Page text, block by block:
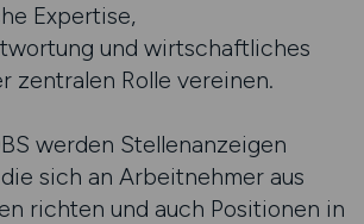
Expertise,
und wirtschaftliches
zentralen Rolle vereinen.
werden Stellenanzeigen
sich an Arbeitnehmer aus
richten und auch Positionen in